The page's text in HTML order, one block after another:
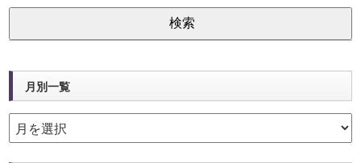
月別一覧